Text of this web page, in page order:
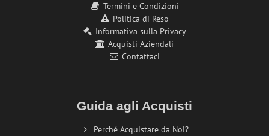
Termini e Condizioni
Politica di Reso
Informativa sulla Privacy
Acquisti Aziendali
Contattaci
Guida agli Acquisti
Perché Acquistare da Noi?